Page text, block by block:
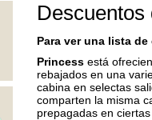
Para ver una lista
Princess está
rebajados en una
cabina en selectas
comparten la misma
prepagadas en